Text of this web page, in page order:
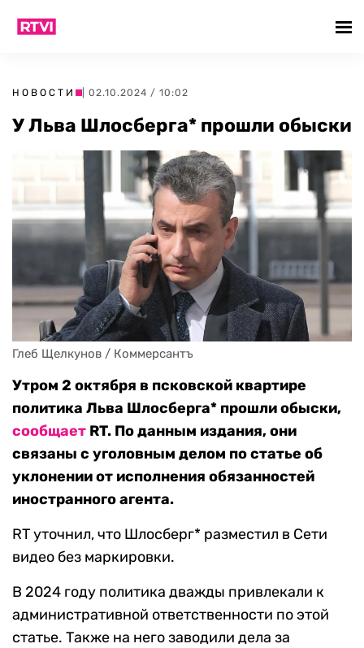
НОВОСТИ | 02.10.2024 / 10:02
У Льва Шлосберга* прошли обыски
Глеб Щелкунов / Коммерсантъ
Утром 2 октября в псковской квартире
политика Льва Шлосберга* прошли обыски,
сообщает RT. По данным издания, они
связаны с уголовным делом по статье об
уклонении от исполнения обязанностей
иностранного агента.
RT уточнил, что Шлосберг* разместил в Сети
видео без маркировки.
В 2024 году политика дважды привлекали к
административной ответственности по этой
статье. Также на него заводили дела за